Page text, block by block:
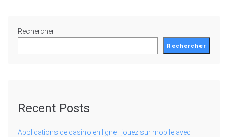
Rechercher
Rechercher
Recent Posts
Applications de casino en ligne : jouez sur mobile avec